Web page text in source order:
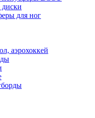
для ног
аэрохоккей